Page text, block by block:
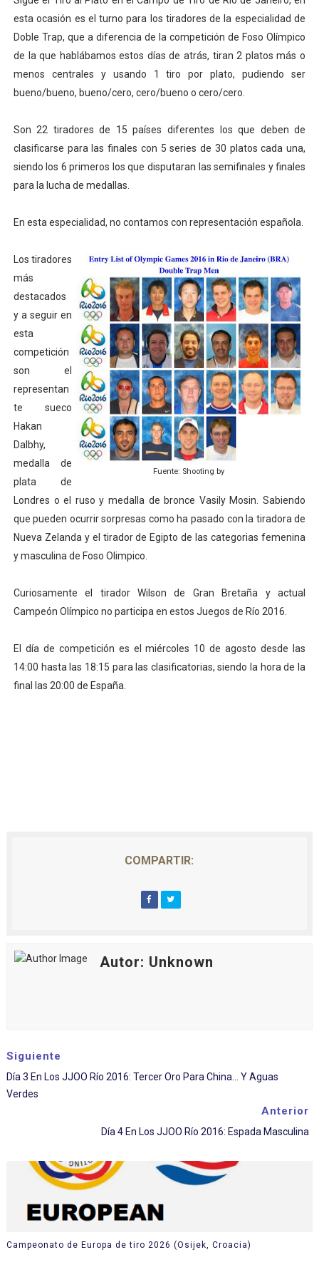
Mundial de Fórmula 1 2026 - Lando Norris consigue
Copa del Mundo femenina 2026 - Estados Unidos
Mundial Fórmula E 2026 - Victorias de Ticktum y de
Campeonato de Europa de pentatlón moderno 2026
esta ocasión es el turno para los tiradores de la especialidad de
Doble Trap, que a diferencia de la competición de Foso Olímpico
de la que hablábamos estos días de atrás, tiran 2 platos más o
menos centrales y usando 1 tiro por plato, pudiendo ser
bueno/bueno, bueno/cero, cero/bueno o cero/cero.
Son 22 tiradores de 15 países diferentes los que deben de
clasificarse para las finales con 5 series de 30 platos cada una,
siendo los 6 primeros los que disputaran las semifinales y finales
para la lucha de medallas.
En esta especialidad, no contamos con representación española.
Fuente: Shooting by
Los tiradores
más
destacados
y a seguir en
esta
competición
son el
representan
te sueco
Hakan
Dalbhy,
medalla de
plata de
Londres o el ruso y medalla de bronce Vasily Mosin. Sabiendo
que pueden ocurrir sorpresas como ha pasado con la tiradora de
Nueva Zelanda y el tirador de Egipto de las categorias femenina
y masculina de Foso Olimpico.
Curiosamente el tirador Wilson de Gran Bretaña y actual
Campeón Olímpico no participa en estos Juegos de Río 2016.
El día de competición es el miércoles 10 de agosto desde las
14:00 hasta las 18:15 para las clasificatorias, siendo la hora de la
final las 20:00 de España.
COMPARTIR:
Autor: Unknown
Siguiente
Día 3 En Los JJOO Río 2016: Tercer Oro Para China... Y Aguas
Verdes
Anterior
Día 4 En Los JJOO Río 2016: Espada Masculina
Campeonato de Europa de tiro 2026 (Osijek, Croacia)